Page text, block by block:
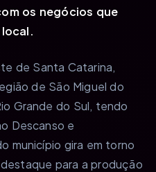
os negócios que
de Santa Catarina,
de São Miguel do
Grande do Sul, tendo
Descanso e
município gira em torno
para a produção